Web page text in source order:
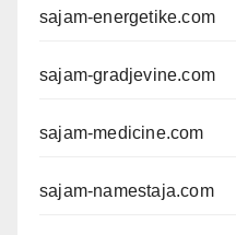
sajam-energetike.com
sajam-gradjevine.com
sajam-medicine.com
sajam-namestaja.com